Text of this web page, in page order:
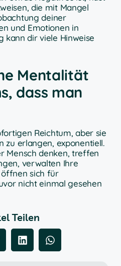
die mit Mangel
deiner
und Emotionen in
kann dir viele Hinweise
Mentalität
dass man
Reichtum, aber sie
zu erlangen, exponentiell.
Mensch denken, treffen
verwalten Ihre
öffnen sich für
nicht einmal gesehen
Teilen